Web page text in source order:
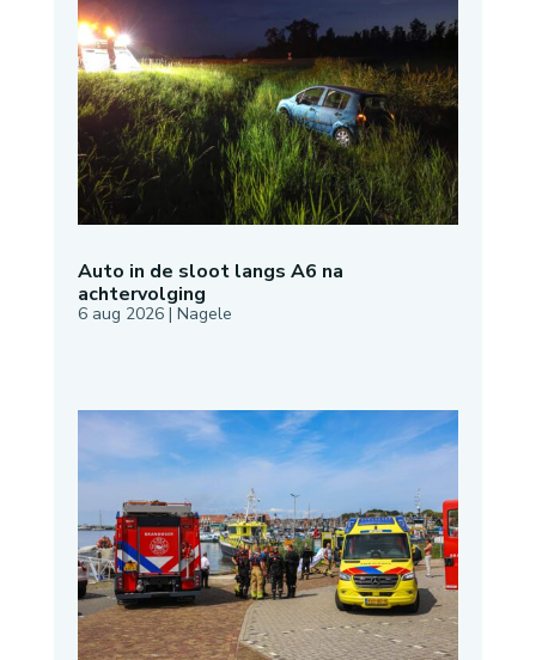
Auto in de sloot langs A6 na
achtervolging
6 aug 2026| Nagele